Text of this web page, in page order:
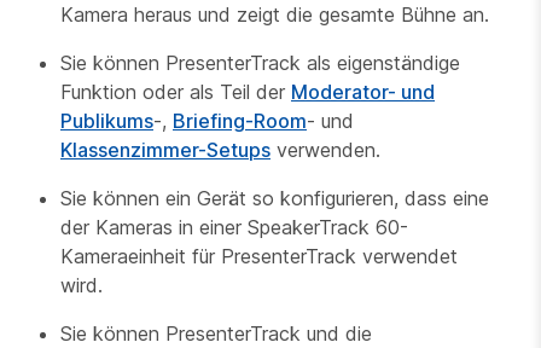
Kamera heraus und zeigt die gesamte Bühne an.
Sie können PresenterTrack als eigenständige
Funktion oder als Teil der Moderator- und
Publikums-, Briefing-Room- und
Klassenzimmer-Setups verwenden.
Sie können ein Gerät so konfigurieren, dass eine
der Kameras in einer SpeakerTrack 60-
Kameraeinheit für PresenterTrack verwendet
wird.
Sie können PresenterTrack und die